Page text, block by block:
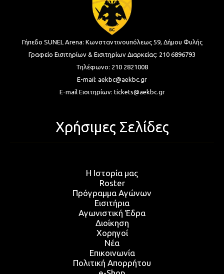
Γήπεδο SUNEL Arena: Κωνσταντινουπόλεως 59, Δήμου Φυλής
Γραφείο Εισιτηρίων & Εισιτηρίων Διαρκείας: 210 6896793
Τηλέφωνο: 210 2821008
E-mail: aekbc@aekbc.gr
E-mail Εισιτηρίων: tickets@aekbc.gr
Χρήσιμες Σελίδες
Η Ιστορία μας
Roster
Πρόγραμμα Αγώνων
Εισιτήρια
Αγωνιστική Έδρα
Διοίκηση
Χορηγοί
Νέα
Επικοινωνία
Πολιτική Απορρήτου